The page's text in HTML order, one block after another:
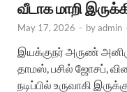
வீடாக மாறி
May 17, 2026 - byadmin
இயக்குநர் அருண்
தாமஸ், பசில் ஜோசப்,
நடிப்பில் உருவாகி